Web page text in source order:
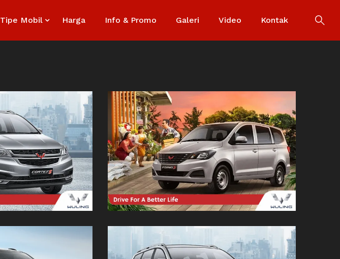
Tipe Mobil Harga Info & Promo Galeri Video Kontak